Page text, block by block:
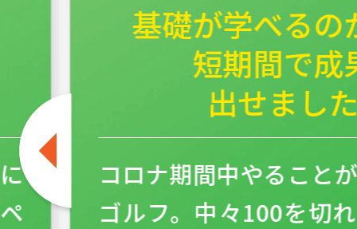
基礎が学べるの
短期間で成
出せまし
コロナ期間中やること
ゴルフ。中々100を切